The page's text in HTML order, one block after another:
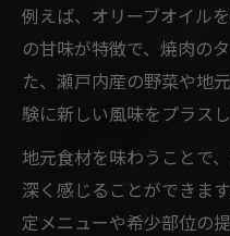
例えば、オリーブオイル
の甘味が特徴で、焼肉の
た、瀬戸内産の野菜や地
験に新しい風味をプラスし
地元食材を味わうことで
深く感じることができま
定メニューや希少部位の